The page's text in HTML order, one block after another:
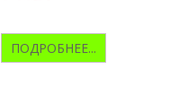
ПОДРОБНЕЕ...